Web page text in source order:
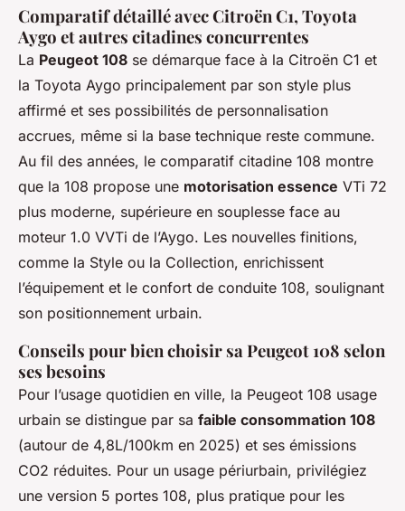
Comparatif détaillé avec Citroën C1, Toyota
Aygo et autres citadines concurrentes
La Peugeot 108 se démarque face à la Citroën C1 et
la Toyota Aygo principalement par son style plus
affirmé et ses possibilités de personnalisation
accrues, même si la base technique reste commune.
Au fil des années, le comparatif citadine 108 montre
que la 108 propose une motorisation essence VTi 72
plus moderne, supérieure en souplesse face au
moteur 1.0 VVTi de l’Aygo. Les nouvelles finitions,
comme la Style ou la Collection, enrichissent
l’équipement et le confort de conduite 108, soulignant
son positionnement urbain.
Conseils pour bien choisir sa Peugeot 108 selon
ses besoins
Pour l’usage quotidien en ville, la Peugeot 108 usage
urbain se distingue par sa faible consommation 108
(autour de 4,8L/100km en 2025) et ses émissions
CO2 réduites. Pour un usage périurbain, privilégiez
une version 5 portes 108, plus pratique pour les